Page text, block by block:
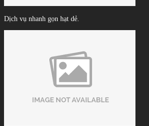
Dịch vụ nhanh gọn hạt dẻ.